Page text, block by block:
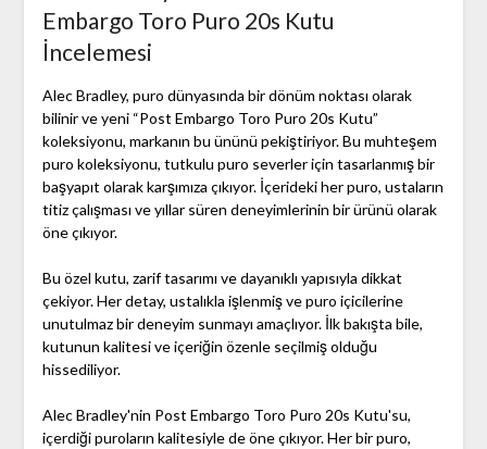
Embargo Toro Puro 20s Kutu
İncelemesi
Alec Bradley, puro dünyasında bir dönüm noktası olarak
bilinir ve yeni “Post Embargo Toro Puro 20s Kutu”
koleksiyonu, markanın bu ününü pekiştiriyor. Bu muhteşem
puro koleksiyonu, tutkulu puro severler için tasarlanmış bir
başyapıt olarak karşımıza çıkıyor. İçerideki her puro, ustaların
titiz çalışması ve yıllar süren deneyimlerinin bir ürünü olarak
öne çıkıyor.
Bu özel kutu, zarif tasarımı ve dayanıklı yapısıyla dikkat
çekiyor. Her detay, ustalıkla işlenmiş ve puro içicilerine
unutulmaz bir deneyim sunmayı amaçlıyor. İlk bakışta bile,
kutunun kalitesi ve içeriğin özenle seçilmiş olduğu
hissediliyor.
Alec Bradley'nin Post Embargo Toro Puro 20s Kutu'su,
içerdiği puroların kalitesiyle de öne çıkıyor. Her bir puro,